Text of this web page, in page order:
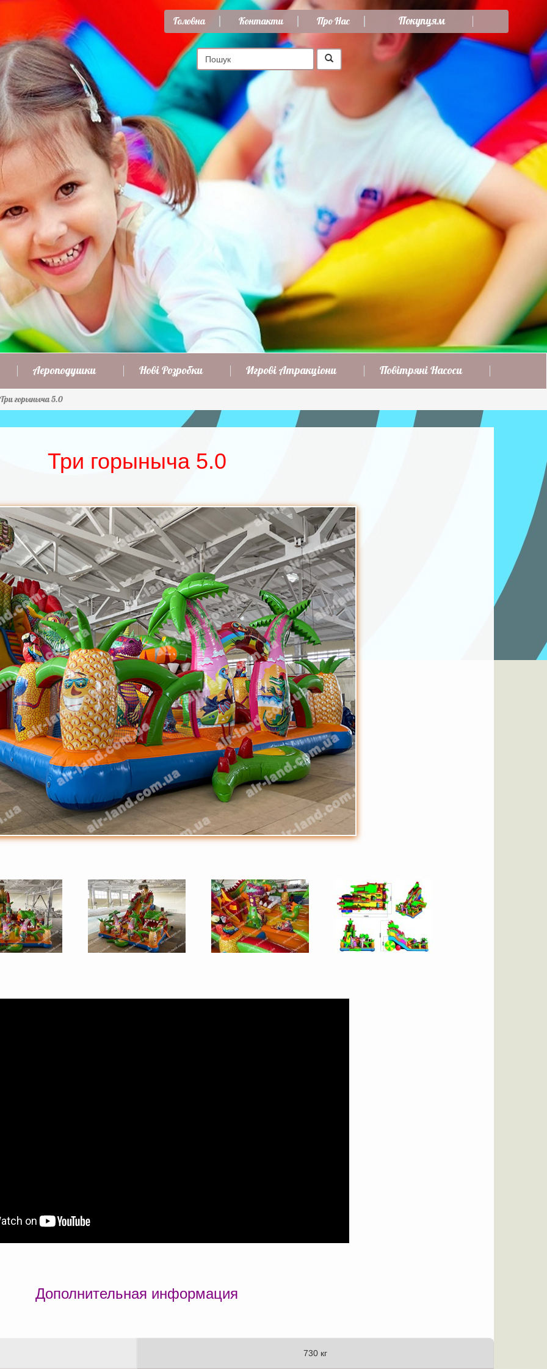
Головна Контакти Про Нас Покупцям
Аероподушки Нові Розробки Игрові Атракціони Повітряні Насоси
Три горыныча 5.0
Три горыныча 5.0
Дополнительная информация
730 кг